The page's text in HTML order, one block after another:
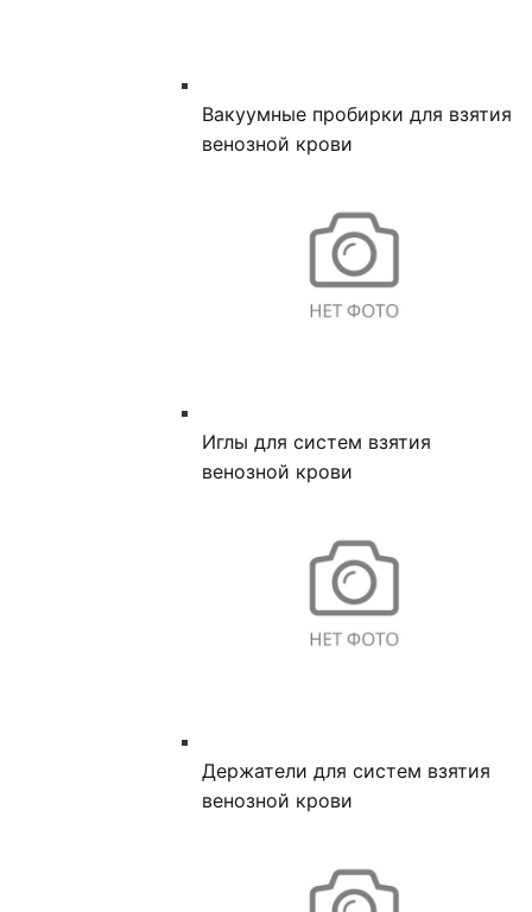
Вакуумные пробирки для взятия
венозной крови
Иглы для систем взятия
венозной крови
Держатели для систем взятия
венозной крови